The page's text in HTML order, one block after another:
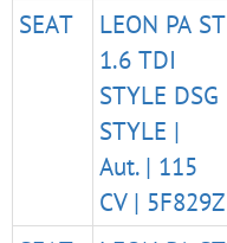
SEAT
LEON PA ST
1.6 TDI
STYLE DSG
STYLE |
Aut. | 115
CV | 5F829Z